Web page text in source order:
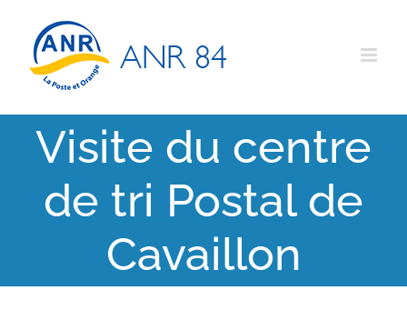
contenu
Visite du centre
de tri Postal de
Cavaillon